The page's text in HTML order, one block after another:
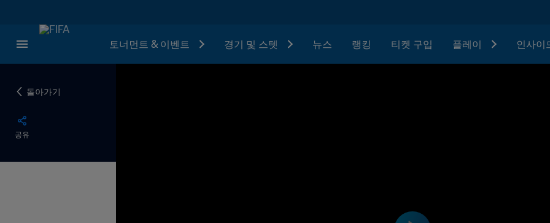
토너먼트 & 이벤트 경기 및 스텟 뉴스 랭킹 티켓 구입 플레이 인사이
돌아가기
공유